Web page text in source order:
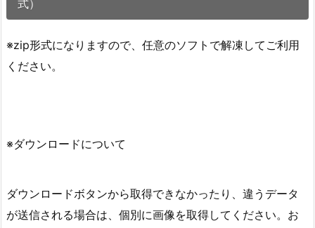
式）
※zip形式になりますので、任意のソフトで解凍してご利用
ください。
※ダウンロードについて
ダウンロードボタンから取得できなかったり、違うデータ
が送信される場合は、個別に画像を取得してください。お